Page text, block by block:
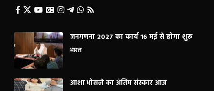
जनगणना 2027 का कार्य 16 मई से होगा शुरू
भारत
आशा भोसले का अंतिम संस्कार आज